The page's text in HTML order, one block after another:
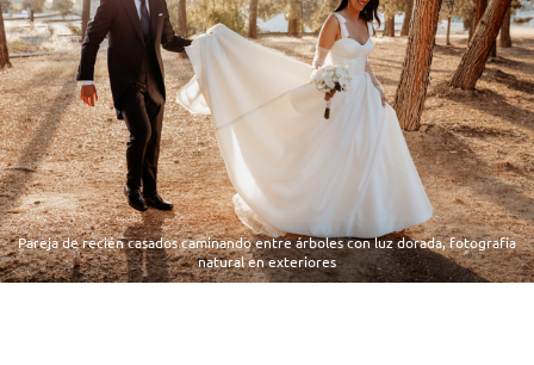
Pareja de recién casados caminando entre árboles con luz dorada, fotografía
natural en exteriores